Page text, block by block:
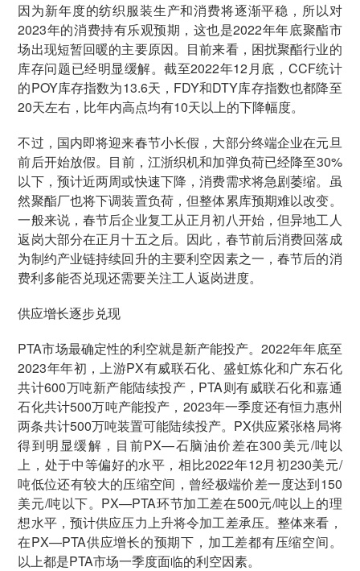
因为新年度的纺织服装生产和消费将逐渐平稳，所以对
2023年的消费持有乐观预期，这也是2022年年底聚酯市
场出现短暂回暖的主要原因。目前来看，困扰聚酯行业的
库存问题已经明显缓解。截至2022年12月底，CCF统计
的POY库存指数为13.6天，FDY和DTY库存指数也都降至
20天左右，比年内高点均有10天以上的下降幅度。
不过，国内即将迎来春节小长假，大部分终端企业在元旦
前后开始放假。目前，江浙织机和加弹负荷已经降至30%
以下，预计近两周或快速下降，消费需求将急剧萎缩。虽
然聚酯厂也将下调装置负荷，但整体累库预期难以改变。
一般来说，春节后企业复工从正月初八开始，但异地工人
返岗大部分在正月十五之后。因此，春节前后消费回落成
为制约产业链持续回升的主要利空因素之一，春节后的消
费利多能否兑现还需要关注工人返岗进度。
供应增长逐步兑现
PTA市场最确定性的利空就是新产能投产。2022年年底至
2023年年初，上游PX有威联石化、盛虹炼化和广东石化
共计600万吨新产能陆续投产，PTA则有威联石化和嘉通
石化共计500万吨产能投产，2023年一季度还有恒力惠州
两条共计500万吨装置可能陆续投产。PX供应紧张格局将
得到明显缓解，目前PX—石脑油价差在300美元/吨以
上，处于中等偏好的水平，相比2022年12月初230美元/
吨低位还有较大的压缩空间，曾经极端价差一度达到150
美元/吨以下。PX—PTA环节加工差在500元/吨以上的理
想水平，预计供应压力上升将令加工差承压。整体来看，
在PX—PTA供应增长的预期下，加工差都有压缩空间。
以上都是PTA市场一季度面临的利空因素。